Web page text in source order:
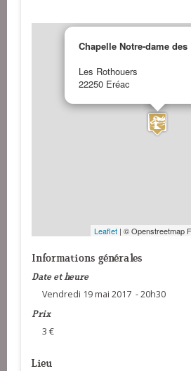
Chapelle Notre-dame
Les Rothouers
22250 Eréac
Leaflet | © Openstreetmap
Informations générales
Date et heure
Vendredi 19 mai 2017 - 20h30
Prix
3 €
Lieu